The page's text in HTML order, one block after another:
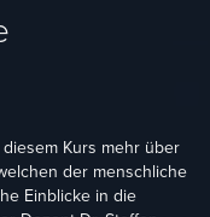
Kurs mehr über
der menschliche
Einblicke in die